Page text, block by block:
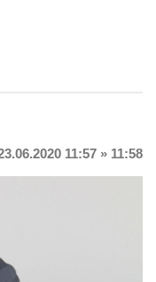
11:57 » 11:58